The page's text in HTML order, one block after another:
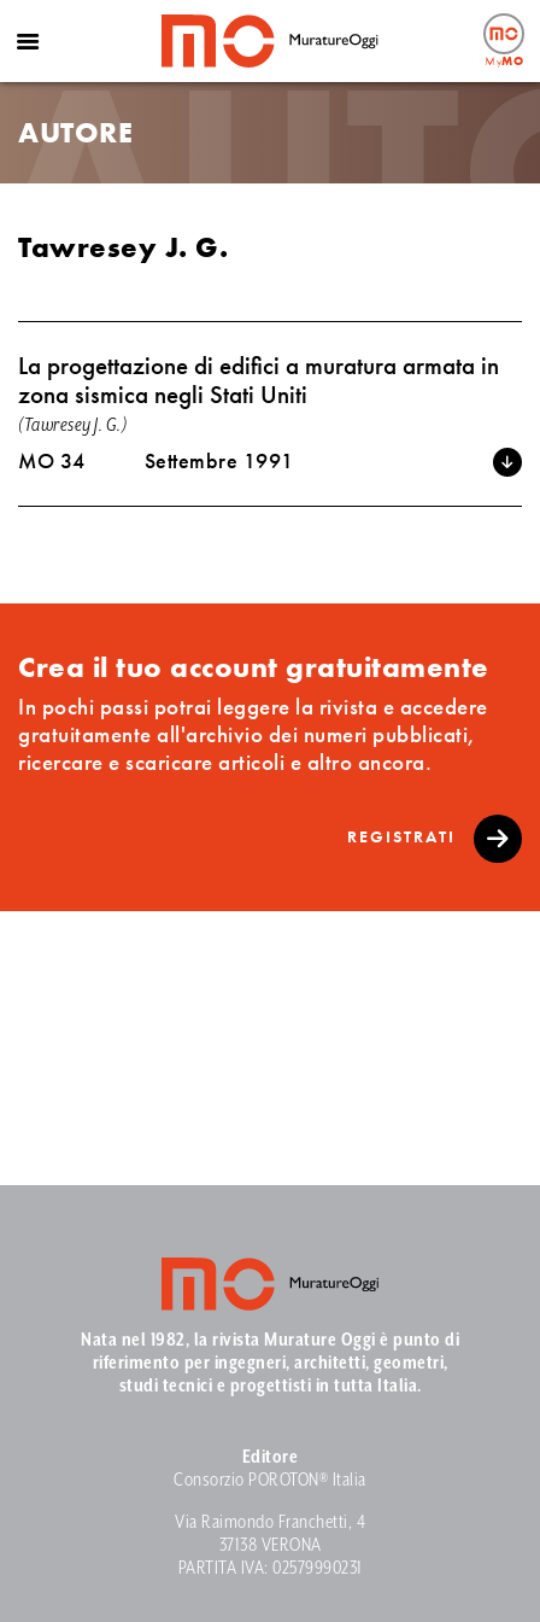
MyMO
AUTORE
Tawresey J. G.
La progettazione di edifici a muratura armata in
zona sismica negli Stati Uniti
(Tawresey J. G.)
MO 34 Settembre 1991
Crea il tuo account gratuitamente
In pochi passi potrai leggere la rivista e accedere
gratuitamente all'archivio dei numeri pubblicati,
ricercare e scaricare articoli e altro ancora.
REGISTRATI
Nata nel 1982, la rivista Murature Oggi è punto di
riferimento per ingegneri, architetti, geometri,
studi tecnici e progettisti in tutta Italia.
Editore
Consorzio POROTON® Italia
Via Raimondo Franchetti, 4
37138 VERONA
PARTITA IVA: 02579990231